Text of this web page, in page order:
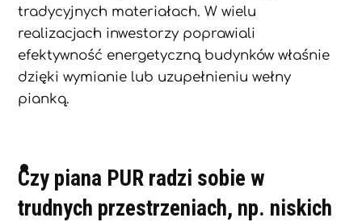
tradycyjnych materiałach. W wielu
realizacjach inwestorzy poprawiali
efektywność energetyczną budynków właśnie
dzięki wymianie lub uzupełnieniu wełny
pianką.
Czy piana PUR radzi sobie w
trudnych przestrzeniach, np. niskich